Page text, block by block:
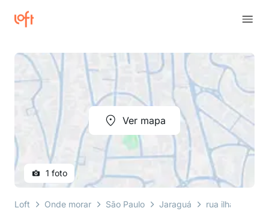
Ver mapa
1 foto
Loft Onde morar São Paulo Jaraguá rua ilha da